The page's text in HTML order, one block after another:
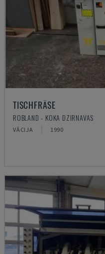
TISCHFRÄSE
ROBLAND - KOKA DZIRNAVAS
VĀCIJA 1990